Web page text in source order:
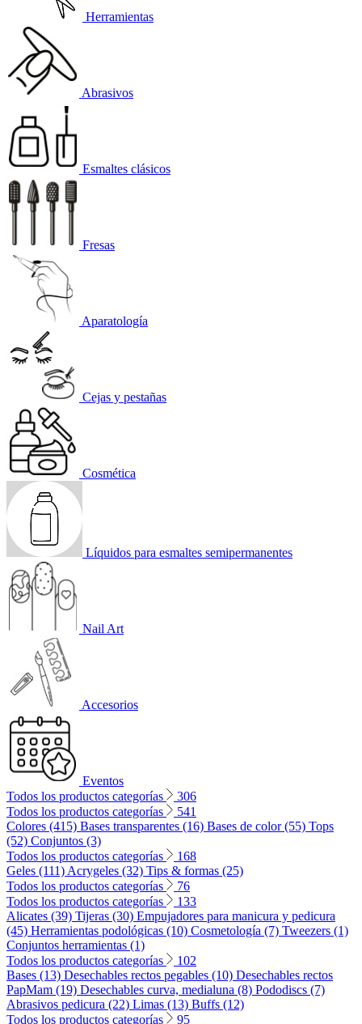
Herramientas
Abrasivos
Esmaltes clásicos
Fresas
Aparatología
Cejas y pestañas
Cosmética
Líquidos para esmaltes semipermanentes
Nail Art
Accesorios
Eventos
Todos los productos categorías
306
Todos los productos categorías
541
Colores (415) Bases transparentes (16) Bases de color (55) Tops
(52) Conjuntos (3)
Todos los productos categorías
168
Geles (111) Acrygeles (32) Tips & formas (25)
Todos los productos categorías
76
Todos los productos categorías
133
Alicates (39) Tijeras (30) Empujadores para manicura y pedicura
(45) Herramientas podológicas (10) Cosmetología (7) Tweezers (1)
Conjuntos herramientas (1)
Todos los productos categorías
102
Bases (13) Desechables rectos pegables (10) Desechables rectos
PapMam (19) Desechables curva, medialuna (8) Pododiscs (7)
Abrasivos pedicura (22) Limas (13) Buffs (12)
Todos los productos categorías
95